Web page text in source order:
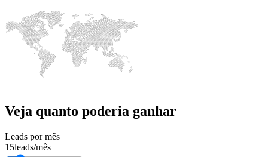
Veja quanto poderia ganhar
Leads por mês
15leads/mês